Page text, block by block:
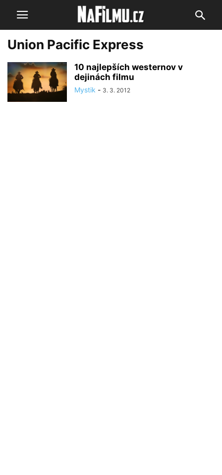
Union Pacific Express
10 najlepších westernov v
dejinách filmu
Mystik - 3. 3. 2012